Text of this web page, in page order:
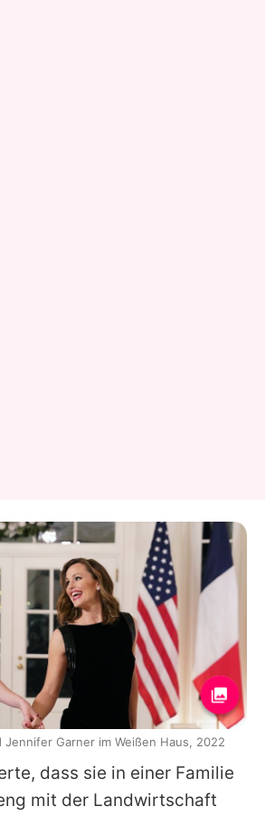
dass sie in einer Familie
mit der Landwirtschaft
Garner im Weißen Haus, 2022